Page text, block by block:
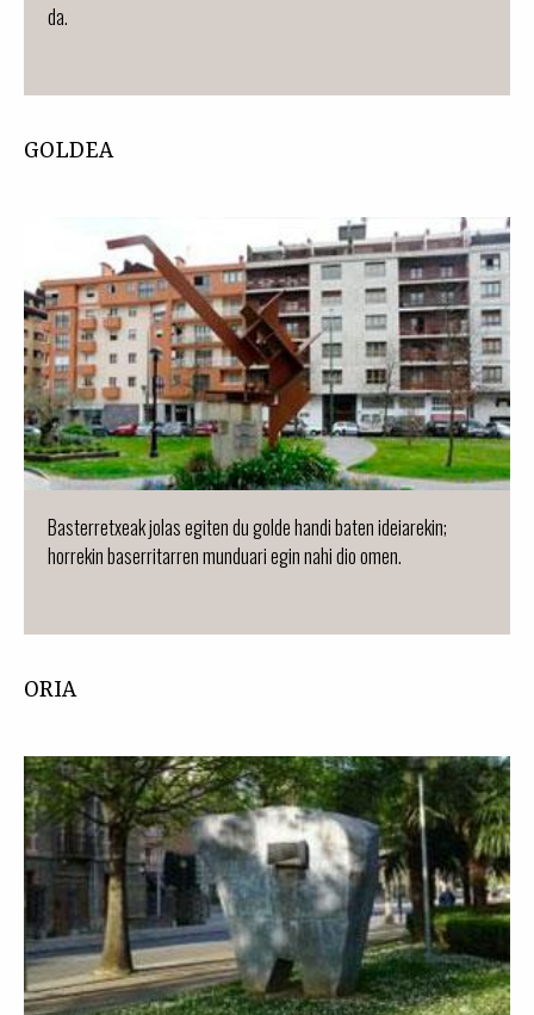
da.
GOLDEA
Basterretxeak jolas egiten du golde handi baten ideiarekin;
horrekin baserritarren munduari egin nahi dio omen.
ORIA